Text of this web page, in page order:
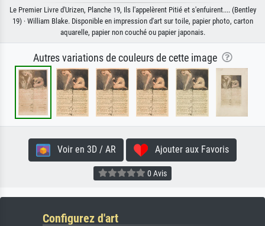
Le Premier Livre d'Urizen, Planche 19, Ils l'appelèrent Pitié et s'enfuirent.... (Bentley
19) · William Blake. Disponible en impression d'art sur toile, papier photo, carton
aquarelle, papier non couché ou papier japonais.
Autres variations de couleurs de cette image
Voir en 3D / AR Ajouter aux Favoris
0 Avis
Configurez d'art